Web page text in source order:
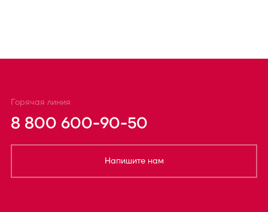
Горячая линия
8 800 600-90-50
Напишите нам